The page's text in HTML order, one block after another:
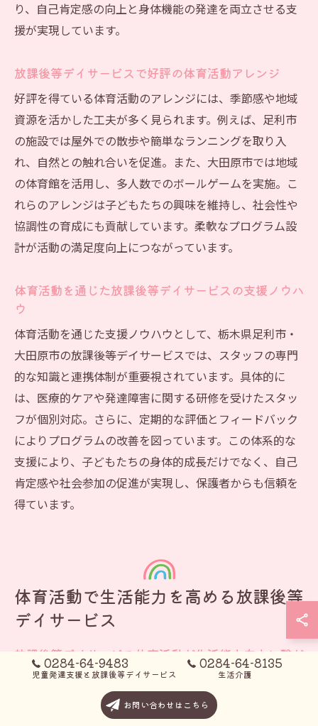
り、自己肯定感の向上と身体機能の発達を両立させる支
援が実現しています。
放課後等デイサービスで好評の体育活動アレンジ
好評を得ている体育活動のアレンジには、季節感や地域
資源を活かした工夫が多く見られます。例えば、足利市
の施設では屋外での散歩や簡単なランニングを取り入
れ、自然との触れ合いを促進。また、大田原市では地域
の体育館を活用し、多人数でのボールゲームを実施。こ
れらのアレンジは子どもたちの興味を維持し、社会性や
協調性の育成にも貢献しています。柔軟なプログラム設
計が活動の満足度向上につながっています。
体育活動を通じた放課後等デイサービスの支援ノウハ
ウ
体育活動を通じた支援ノウハウとして、栃木県足利市・
大田原市の放課後等デイサービスでは、スタッフの専門
的な知識と連携体制が重要視されています。具体的に
は、医療的ケアや発達障害に関する研修を受けたスタッ
フが個別対応。さらに、定期的な評価とフィードバック
によりプログラムの改善を図っています。この体系的な
支援により、子どもたちの身体的成長だけでなく、自己
肯定感や社会参加の促進が実現し、保護者からも信頼を
得ています。
体育活動で生活能力を高める放課後等
デイサービス
放課後等デイサービス体育活動が生活能力向上に繋が
る訳
放課後等デイサービスの体育活動は、子どもたちの生活
能力向上に直結しています。運動を通じて体力やバラン
0284-64-9483
児童発達支援と放課後等デイサービス
0284-64-8135
生活介護
お問い合わせはこちら